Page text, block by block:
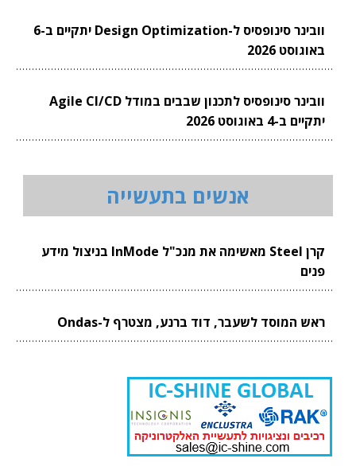
וובינר סינופסיס ל-Design Optimization יתקיים ב-6
באוגוסט 2026
וובינר סינופסיס לתכנון שבבים במודל Agile CI/CD
יתקיים ב-4 באוגוסט 2026
אנשים בתעשייה
קרן Steel מאשימה את מנכ"ל InMode בניצול מידע
פנים
ראש המוסד לשעבר, דוד ברנע, מצטרף ל-Ondas